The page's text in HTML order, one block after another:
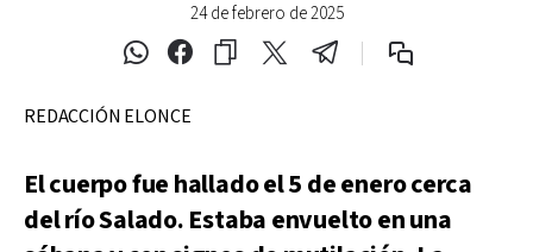
24 de febrero de 2025
REDACCIÓN ELONCE
El cuerpo fue hallado el 5 de enero cerca
del río Salado. Estaba envuelto en una